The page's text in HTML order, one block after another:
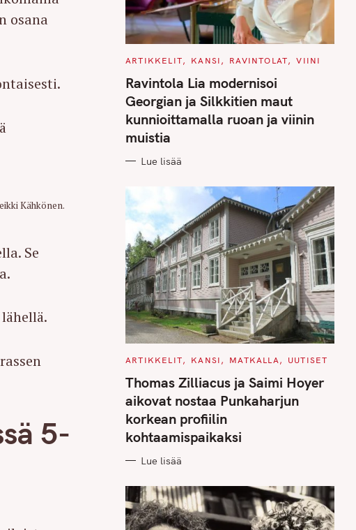
osana
Kähkönen.
Se
5-
C
T
E
G
O
R
I
S
ARTIKKELIT KANSI RAVINTOLAT VIINI
Ravintola Lia modernisoi
Georgian ja Silkkitien maut
kunnioittamalla ruoan ja viinin
muistia
Lue lisää
C
T
E
O
R
I
E
S
ARTIKKELIT KANSI MATKALLA UUTISET
Thomas Zilliacus ja Saimi Hoyer
aikovat nostaa Punkaharjun
korkean profiilin
kohtaamispaikaksi
Lue lisää